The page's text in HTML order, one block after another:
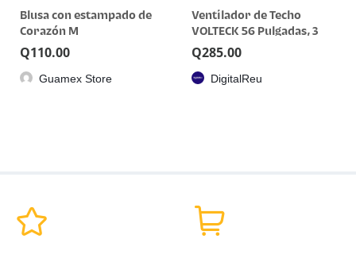
Blusa con estampado de
Corazón M
Q110.00
Guamex Store
Ventilador de Techo
VOLTECK 56 Pulgadas, 3
Aspas, 5 Velocidades
(VENT-56)
Q285.00
DigitalReu